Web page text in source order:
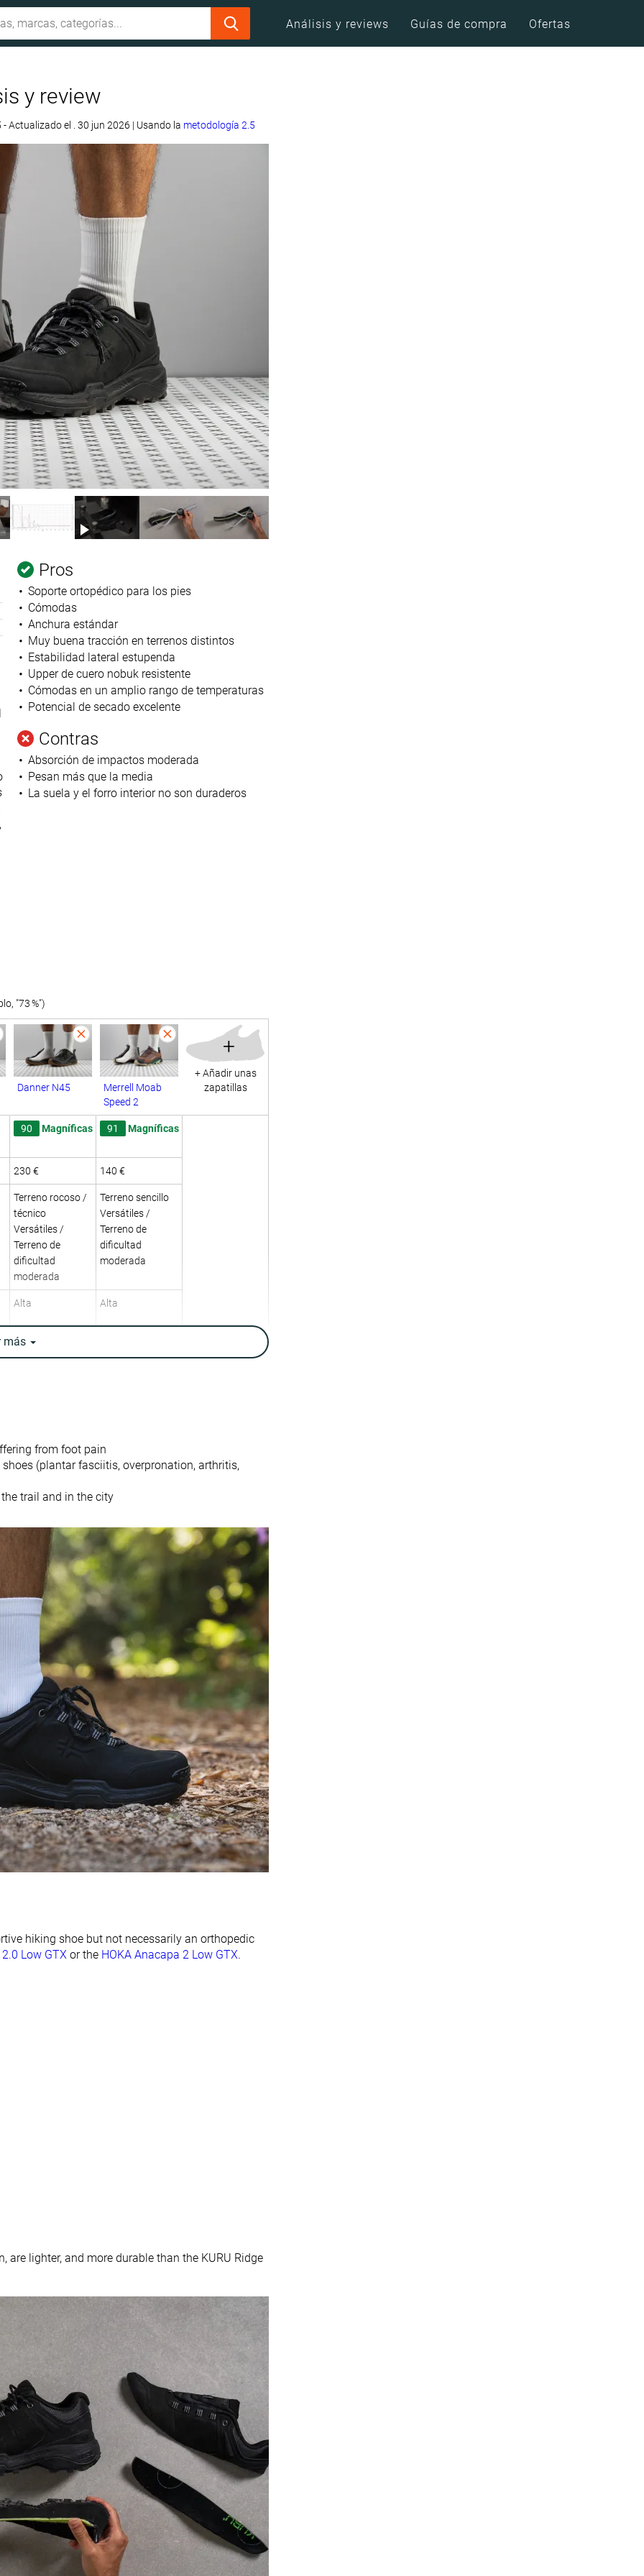
Análisis y reviews Guías de compra Ofertas
y review
- Actualizado el . 30 jun 2026 | Usando la metodología 2.5
Pros
Soporte ortopédico para los pies
Cómodas
Anchura estándar
Muy buena tracción en terrenos distintos
Estabilidad lateral estupenda
Upper de cuero nobuk resistente
Cómodas en un amplio rango de temperaturas
Potencial de secado excelente
Contras
Absorción de impactos moderada
Pesan más que la media
La suela y el forro interior no son duraderos
"73 %")
Danner N45
Merrell Moab
Speed 2
+
+ Añadir unas
zapatillas
90 Magníficas 91 Magníficas
230 € 140 €
Terreno rocoso /
técnico
Versátiles /
Terreno de
dificultad
moderada
Terreno sencillo
Versátiles /
Terreno de
dificultad
moderada
Alta Alta
Moderado
Media Alta
Senderismo de
un día
rápido
11.3 mm 15.0 mm
Tallan bien
Tallan un poquito
Equilibrada Blanda
Grande Estándar
Moderadas
Firmes Flexibles
Rígida Moderada
3.9 mm 3.7 mm
35.3 mm 38.8 mm
24.0 mm 23.8 mm
Estándar
Estándar
Ancho
Ortholite
Tirador estándar Tirador circular
#3 Top 8% #1 Top 3%
28% inferior #4 Top 11%
más
from foot pain
(plantar fasciitis, overpronation, arthritis,
trail and in the city
hiking shoe but not necessarily an orthopedic
Low GTX or the HOKA Anacapa 2 Low GTX.
lighter, and more durable than the KURU Ridge